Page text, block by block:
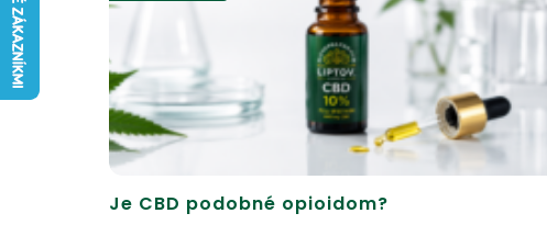
Je CBD podobné opioidom?